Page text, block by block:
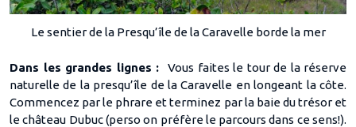
Le sentier de la Presqu’île de la Caravelle borde la mer
Dans les grandes lignes : Vous faites le tour de la réserve
naturelle de la presqu’île de la Caravelle en longeant la côte.
Commencez par le phrare et terminez par la baie du trésor et
le château Dubuc (perso on préfère le parcours dans ce sens!).